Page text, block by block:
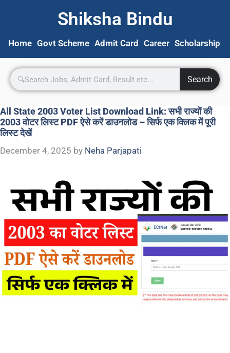
Shiksha Bindu
Home Govt Scheme Admit Card Career Scholarship
Search
All State 2003 Voter List Download Link: सभी राज्यों की
2003 वोटर लिस्ट PDF ऐसे करें डाउनलोड – सिर्फ एक क्लिक में पूरी
लिस्ट देखें
December 4, 2025 by Neha Parjapati